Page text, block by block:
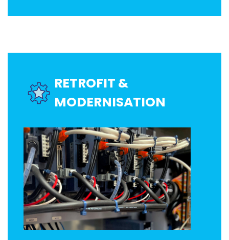
RETROFIT &
MODERNISATION